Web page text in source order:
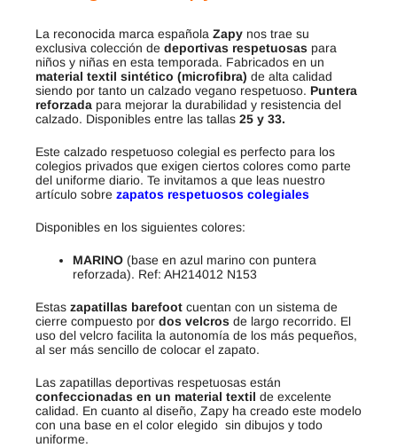
La reconocida marca española Zapy nos trae su
exclusiva colección de deportivas respetuosas para
niños y niñas en esta temporada. Fabricados en un
material textil sintético (microfibra) de alta calidad
siendo por tanto un calzado vegano respetuoso. Puntera
reforzada para mejorar la durabilidad y resistencia del
calzado. Disponibles entre las tallas 25 y 33.
Este calzado respetuoso colegial es perfecto para los
colegios privados que exigen ciertos colores como parte
del uniforme diario. Te invitamos a que leas nuestro
artículo sobre zapatos respetuosos colegiales
Disponibles en los siguientes colores:
MARINO (base en azul marino con puntera
reforzada). Ref: AH214012 N153
Estas zapatillas barefoot cuentan con un sistema de
cierre compuesto por dos velcros de largo recorrido. El
uso del velcro facilita la autonomía de los más pequeños,
al ser más sencillo de colocar el zapato.
Las zapatillas deportivas respetuosas están
confeccionadas en un material textil de excelente
calidad. En cuanto al diseño, Zapy ha creado este modelo
con una base en el color elegido sin dibujos y todo
uniforme.